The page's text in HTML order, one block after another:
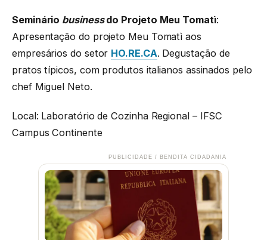
Seminário businessdo Projeto Meu Tomatì:
Apresentação do projeto Meu Tomatì aos
empresários do setor HO.RE.CA. Degustação de
pratos típicos, com produtos italianos assinados pelo
chef Miguel Neto.
Local: Laboratório de Cozinha Regional – IFSC
Campus Continente
PUBLICIDADE / BENDITA CIDADANIA